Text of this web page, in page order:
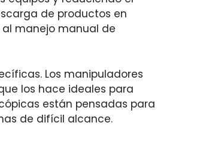
de productos en
manejo manual de
Los manipuladores
los hace ideales para
están pensadas para
de difícil alcance.